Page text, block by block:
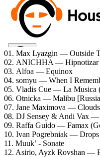
01. Max Lyazgin — Outside
02. ANICHHA — Hipnotizar
03. Alfoa — Equinox
04. somyu — When I
05. Vladis Cue — La Musica
06. Otnicka — Malibu
07. Jane Maximova —
08. DJ Sensey & Andi Vax
09. Raffa Guido — Famax
10. Ivan Pogrebniak — Drops
11. Muuk’ - Sonate
12. Asirio, Ayzk Rovshan —